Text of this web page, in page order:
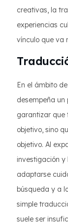
creativas, la
experiencias
vínculo que va
En el ámbito
desempeña
garantizar que
objetivo, sino
objetivo. Al
investigación
adaptarse
búsqueda y a
simple
suele ser